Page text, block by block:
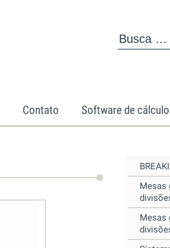
Contato Software de cálculo
Mesas
Mesas